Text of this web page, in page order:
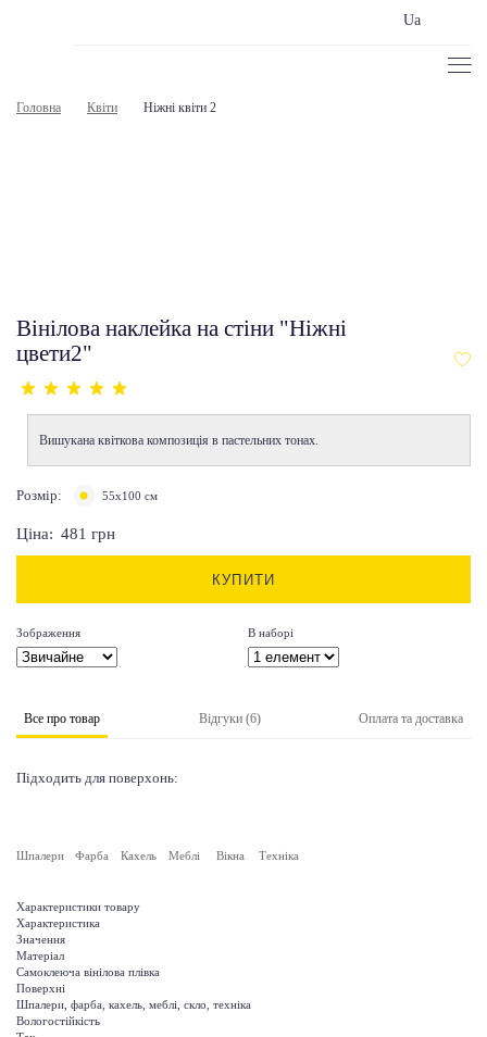
Ua
Головна Квіти Ніжні квіти 2
Вінілова наклейка на стіни "Ніжні
цвети2"
Вишукана квіткова композиція в пастельних тонах.
Розмір: 55х100 см
Ціна: 481 грн
КУПИТИ
Зображення В наборі
Все про товар Відгуки (6) Оплата та доставка
Підходить для поверхонь:
Шпалери Фарба Кахель Меблі Вікна Техніка
Характеристики товару
Характеристика
Значення
Матеріал
Самоклеюча вінілова плівка
Поверхні
Шпалери, фарба, кахель, меблі, скло, техніка
Вологостійкість